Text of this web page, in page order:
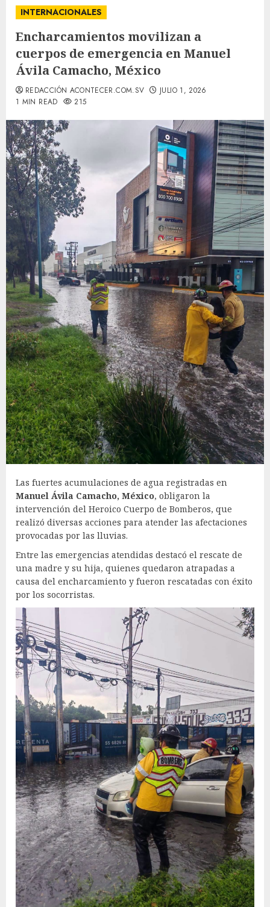
INTERNACIONALES
Encharcamientos movilizan a
cuerpos de emergencia en Manuel
Ávila Camacho, México
REDACCIÓN ACONTECER.COM.SV
JULIO 1, 2026
1 MIN READ
215
Las fuertes acumulaciones de agua registradas en
Manuel Ávila Camacho, México, obligaron la
intervención del Heroico Cuerpo de Bomberos, que
realizó diversas acciones para atender las afectaciones
provocadas por las lluvias.
Entre las emergencias atendidas destacó el rescate de
una madre y su hija, quienes quedaron atrapadas a
causa del encharcamiento y fueron rescatadas con éxito
por los socorristas.